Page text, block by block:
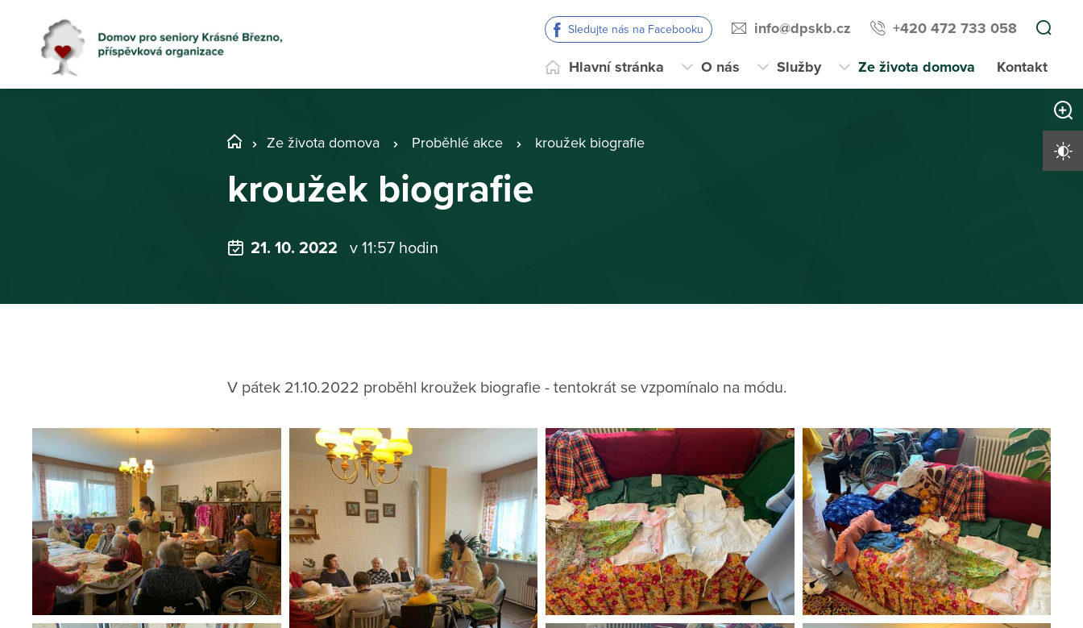
Sledujte nás na Facebooku info@dpskb.cz +420 472 733 058
Hlavní stránka O nás Služby Ze života domova Kontakt
Ze života domova Proběhlé akce kroužek biografie
kroužek biografie
21. 10. 2022 v 11:57 hodin
V pátek 21.10.2022 proběhl kroužek biografie - tentokrát se vzpomínalo na módu.